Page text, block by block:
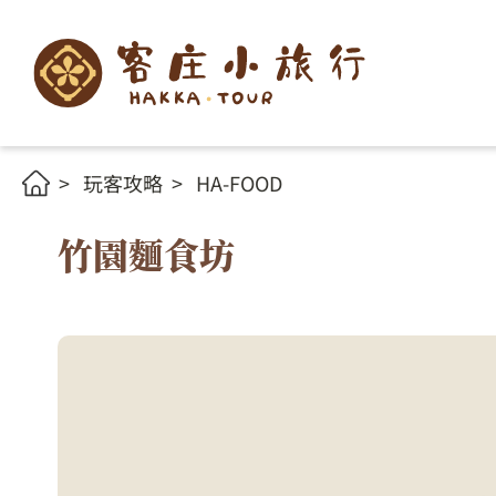
玩客攻略 HA-FOOD
竹園麵食坊